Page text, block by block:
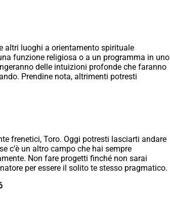
altri luoghi a orientamento spirituale
funzione religiosa o a un programma in uno
delle intuizioni profonde che faranno
Prendine nota, altrimenti potresti
frenetici, Toro. Oggi potresti lasciarti andare
c’è un altro campo che hai sempre
Non fare progetti finché non sarai
per essere il solito te stesso pragmatico.